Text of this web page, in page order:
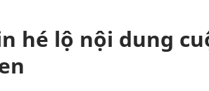
hé lộ nội dung